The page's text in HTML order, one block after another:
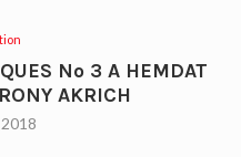
No 3 A HEMDAT
AKRICH